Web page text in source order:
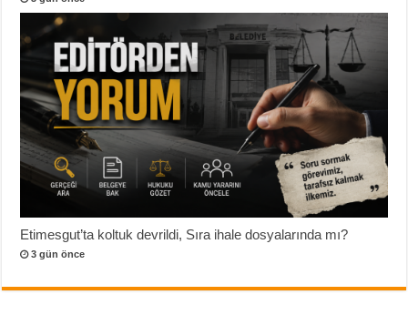
Etimesgut’ta koltuk devrildi, Sıra ihale dosyalarında mı?
3 gün önce